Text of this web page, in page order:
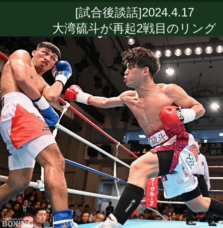
[試合後談話]2024.4.17
大湾硫斗が再起2戦目のリング